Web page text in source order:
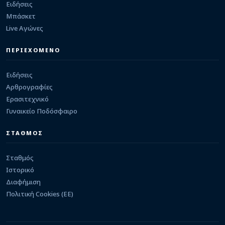
Ειδήσεις
Μπάσκετ
Live Αγώνες
ΠΕΡΙΕΧΟΜΕΝΟ
Ειδήσεις
Αρθρογραφίες
Ερασιτεχνικό
Γυναικείο Ποδόσφαιρο
ΣΤΑΘΜΟΣ
Σταθμός
Ιστορικό
Διαφήμιση
Πολιτική Cookies (ΕΕ)